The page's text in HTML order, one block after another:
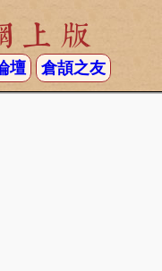
上版
壇 倉頡之友